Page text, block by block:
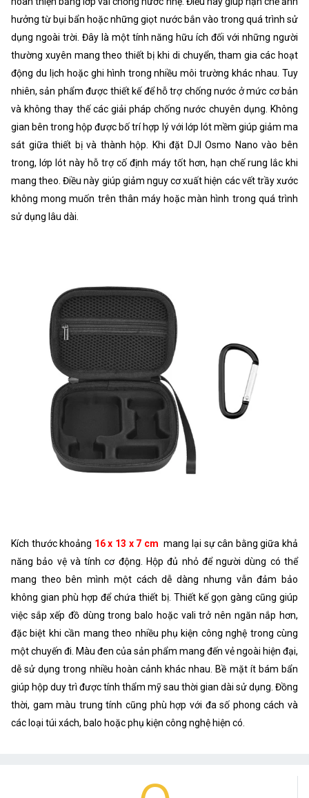
hưởng từ bụi bẩn hoặc những giọt nước bắn vào trong quá trình sử
dụng ngoài trời. Đây là một tính năng hữu ích đối với những người
thường xuyên mang theo thiết bị khi di chuyển, tham gia các hoạt
động du lịch hoặc ghi hình trong nhiều môi trường khác nhau. Tuy
nhiên, sản phẩm được thiết kế để hỗ trợ chống nước ở mức cơ bản
và không thay thế các giải pháp chống nước chuyên dụng. Không
gian bên trong hộp được bố trí hợp lý với lớp lót mềm giúp giảm ma
sát giữa thiết bị và thành hộp. Khi đặt DJI Osmo Nano vào bên
trong, lớp lót này hỗ trợ cố định máy tốt hơn, hạn chế rung lắc khi
mang theo. Điều này giúp giảm nguy cơ xuất hiện các vết trầy xước
không mong muốn trên thân máy hoặc màn hình trong quá trình
sử dụng lâu dài.
Kích thước khoảng 16 x 13 x 7 cm mang lại sự cân bằng giữa khả
năng bảo vệ và tính cơ động. Hộp đủ nhỏ để người dùng có thể
mang theo bên mình một cách dễ dàng nhưng vẫn đảm bảo
không gian phù hợp để chứa thiết bị. Thiết kế gọn gàng cũng giúp
việc sắp xếp đồ dùng trong balo hoặc vali trở nên ngăn nắp hơn,
đặc biệt khi cần mang theo nhiều phụ kiện công nghệ trong cùng
một chuyến đi. Màu đen của sản phẩm mang đến vẻ ngoài hiện đại,
dễ sử dụng trong nhiều hoàn cảnh khác nhau. Bề mặt ít bám bẩn
giúp hộp duy trì được tính thẩm mỹ sau thời gian dài sử dụng. Đồng
thời, gam màu trung tính cũng phù hợp với đa số phong cách và
các loại túi xách, balo hoặc phụ kiện công nghệ hiện có.